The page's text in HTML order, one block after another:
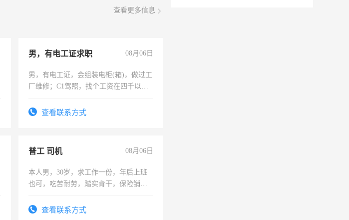
查看更多信息
男，有电工证求职 08月06日
男，有电工证，会组装电柜(箱)，做过工
厂维修；C1驾照，找个工资在四千以
电话查看联系方式
普工 司机 08月06日
本人男，30岁，求工作一份，年后上班
也可，吃苦耐劳，踏实肯干，保险销售
查看联系方式